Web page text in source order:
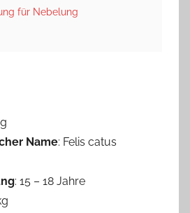
für Nebelung
Name: Felis catus
: 15 – 18 Jahre